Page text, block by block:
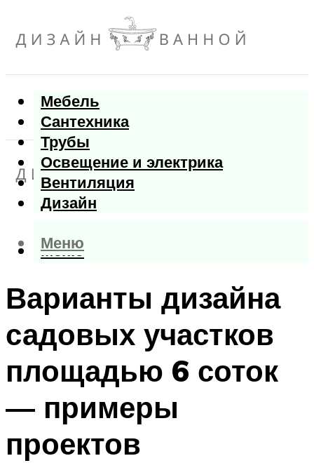
Мебель
Сантехника
Трубы
Освещение и электрика
Вентиляция
Дизайн
Меню
Меню
Варианты дизайна
садовых участков
площадью 6 соток
— примеры
проектов